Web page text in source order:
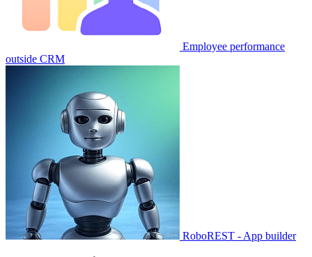
Employee performance
outside CRM
RoboREST - App builder